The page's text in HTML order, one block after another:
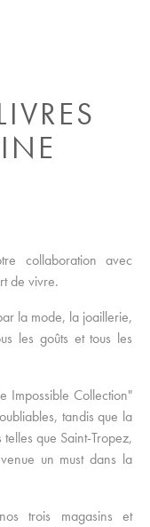
collaboration avec
de vivre.
la mode, la joaillerie,
les goûts et tous les
Impossible Collection"
tandis que la
que Saint-Tropez,
un must dans la
trois magasins et